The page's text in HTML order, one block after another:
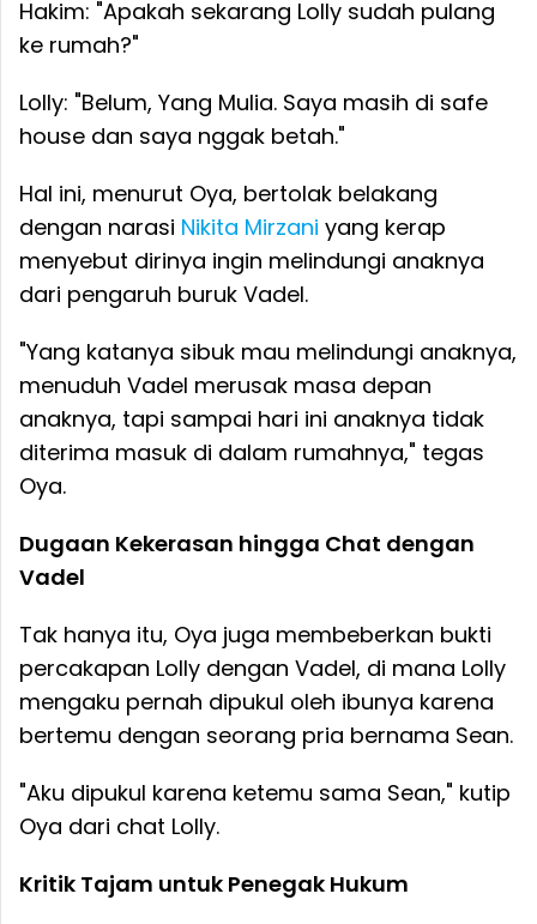
Hakim: "Apakah sekarang Lolly sudah pulang
ke rumah?"
Lolly: "Belum, Yang Mulia. Saya masih di safe
house dan saya nggak betah."
Hal ini, menurut Oya, bertolak belakang
dengan narasi Nikita Mirzani yang kerap
menyebut dirinya ingin melindungi anaknya
dari pengaruh buruk Vadel.
"Yang katanya sibuk mau melindungi anaknya,
menuduh Vadel merusak masa depan
anaknya, tapi sampai hari ini anaknya tidak
diterima masuk di dalam rumahnya," tegas
Oya.
Dugaan Kekerasan hingga Chat dengan
Vadel
Tak hanya itu, Oya juga membeberkan bukti
percakapan Lolly dengan Vadel, di mana Lolly
mengaku pernah dipukul oleh ibunya karena
bertemu dengan seorang pria bernama Sean.
"Aku dipukul karena ketemu sama Sean," kutip
Oya dari chat Lolly.
Kritik Tajam untuk Penegak Hukum